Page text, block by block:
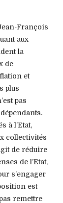
François
aux
la
de
et
plus
pas
à l’Etat,
collectivités
de réduire
de l’Etat,
s’engager
est
remettre